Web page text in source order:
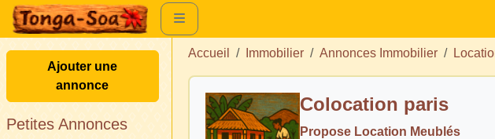
Ajouter une
annonce
Petites Annonces
Accueil Immobilier Annonces Immobilier
Colocation paris
Propose Location Meublés